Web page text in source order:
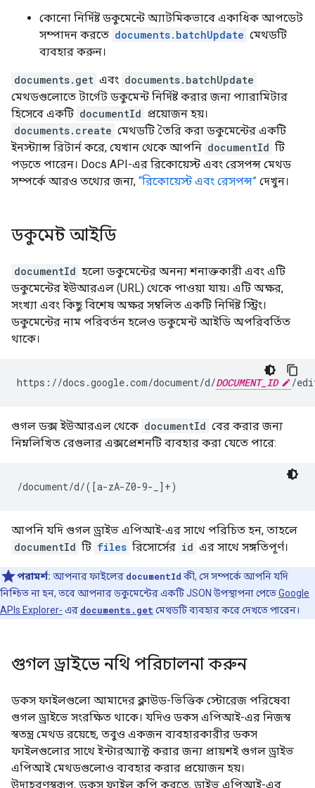
কোনো নির্দিষ্ট ডকুমেন্টে অ্যাটমিকভাবে একাধিক আপডেট
সম্পাদন করতে documents.batchUpdate মেথডটি
ব্যবহার করুন।
documents.get এবং documents.batchUpdate
মেথডগুলোতে টার্গেট ডকুমেন্ট নির্দিষ্ট করার জন্য প্যারামিটার
হিসেবে একটি documentId প্রয়োজন হয়।
documents.create মেথডটি তৈরি করা ডকুমেন্টের একটি
ইনস্ট্যান্স রিটার্ন করে, যেখান থেকে আপনি documentId টি
পড়তে পারেন। Docs API-এর রিকোয়েস্ট এবং রেসপন্স মেথড
সম্পর্কে আরও তথ্যের জন্য, “রিকোয়েস্ট এবং রেসপন্স” দেখুন।
ডকুমেন্ট আইডি
documentId হলো ডকুমেন্টের অনন্য শনাক্তকারী এবং এটি
ডকুমেন্টের ইউআরএল (URL) থেকে পাওয়া যায়। এটি অক্ষর,
সংখ্যা এবং কিছু বিশেষ অক্ষর সম্বলিত একটি নির্দিষ্ট স্ট্রিং।
ডকুমেন্টের নাম পরিবর্তন হলেও ডকুমেন্ট আইডি অপরিবর্তিত
থাকে।
https://docs.google.com/document/d/DOCUMENT_ID
গুগল ডক্স ইউআরএল থেকে documentId বের করার জন্য
নিম্নলিখিত রেগুলার এক্সপ্রেশনটি ব্যবহার করা যেতে পারে:
/document/d/([a-zA-Z0-9-_]+)
আপনি যদি গুগল ড্রাইভ এপিআই-এর সাথে পরিচিত হন, তাহলে
documentId টি files রিসোর্সের id এর সাথে সঙ্গতিপূর্ণ।
পরামর্শ: আপনার ফাইলের documentId কী, সে সম্পর্কে আপনি যদি
নিশ্চিত না হন, তবে আপনার ডকুমেন্টের একটি JSON উপস্থাপনা পেতেGoogle
APIs Explorer- এর documents.get মেথডটি ব্যবহার করে দেখতে পারেন।
গুগল ড্রাইভে নথি পরিচালনা করুন
ডকস ফাইলগুলো আমাদের ক্লাউড-ভিত্তিক স্টোরেজ পরিষেবা
গুগল ড্রাইভে সংরক্ষিত থাকে। যদিও ডকস এপিআই-এর নিজস্ব
স্বতন্ত্র মেথড রয়েছে, তবুও একজন ব্যবহারকারীর ডকস
ফাইলগুলোর সাথে ইন্টারঅ্যাক্ট করার জন্য প্রায়শই গুগল ড্রাইভ
এপিআই মেথডগুলোও ব্যবহার করার প্রয়োজন হয়।
উদাহরণস্বরূপ, ডকস ফাইল কপি করতে, ড্রাইভ এপিআই-এর